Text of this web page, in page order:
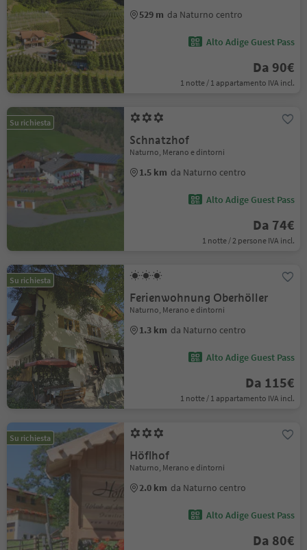
529 m da Naturno centro
Alto Adige Guest Pass
Da 90€
1 notte / 1 appartamento IVA incl.
Su richiesta
Schnatzhof
Naturno, Merano e dintorni
1.5 km da Naturno centro
Alto Adige Guest Pass
Da 74€
1 notte / 2 persone IVA incl.
Su richiesta
Ferienwohnung Oberhöller
Naturno, Merano e dintorni
1.3 km da Naturno centro
Alto Adige Guest Pass
Da 115€
1 notte / 1 appartamento IVA incl.
Su richiesta
Höflhof
Naturno, Merano e dintorni
2.0 km da Naturno centro
Alto Adige Guest Pass
Da 80€